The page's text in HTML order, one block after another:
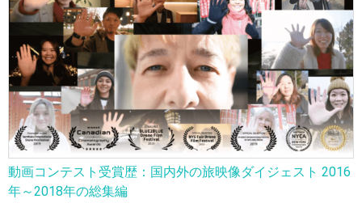
動画コンテスト受賞歴：国内外の旅映像ダイジェスト 2016
年～2018年の総集編